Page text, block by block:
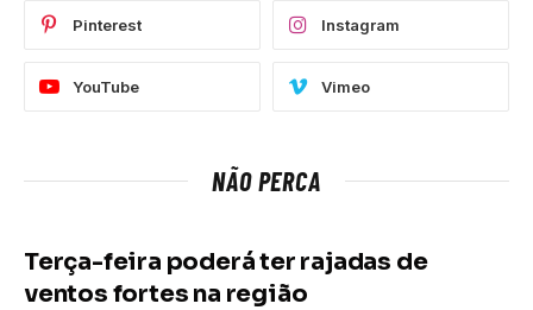
Pinterest Instagram
YouTube Vimeo
NÃO PERCA
Terça-feira poderá ter rajadas de
ventos fortes na região